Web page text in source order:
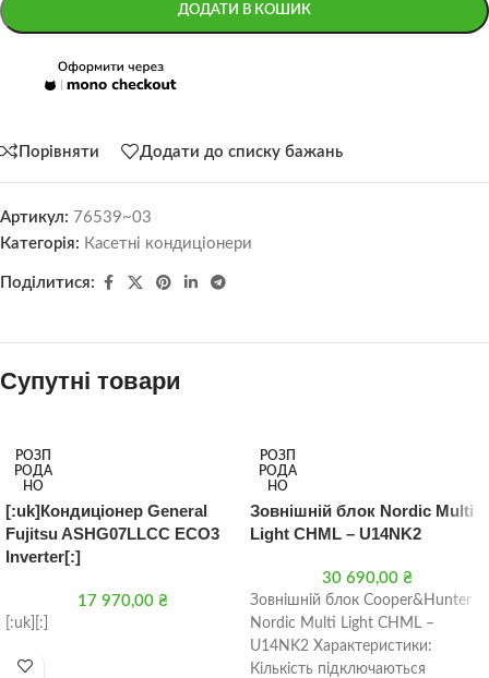
ДОДАТИ В КОШИК
Порівняти Додати до списку бажань
Артикул: 76539~03
Категорія: Касетні кондиціонери
Поділитися:
Супутні товари
РОЗП
РОДА
НО
[:uk]Кондиціонер General
Fujitsu ASHG07LLCC ECO3
Inverter[:]
17 970,00 ₴
[:uk][:]
РОЗП
РОДА
НО
Зовнішній блок Nordic Multi
Light CHML – U14NK2
30 690,00 ₴
Зовнішній блок Cooper&Hunter
Nordic Multi Light CHML –
U14NK2 Характеристики:
Кількість підключаються